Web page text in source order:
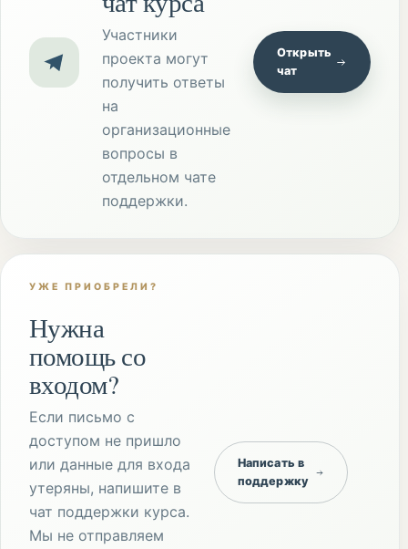
Участники
проекта могут
получить ответы
на
организационные
вопросы в
отдельном чате
поддержки.
Открыть
чат
УЖЕ ПРИОБРЕЛИ?
Нужна
помощь со
входом?
Если письмо с
доступом не пришло
или данные для входа
утеряны, напишите в
чат поддержки курса.
Мы не отправляем
Написать в
поддержку